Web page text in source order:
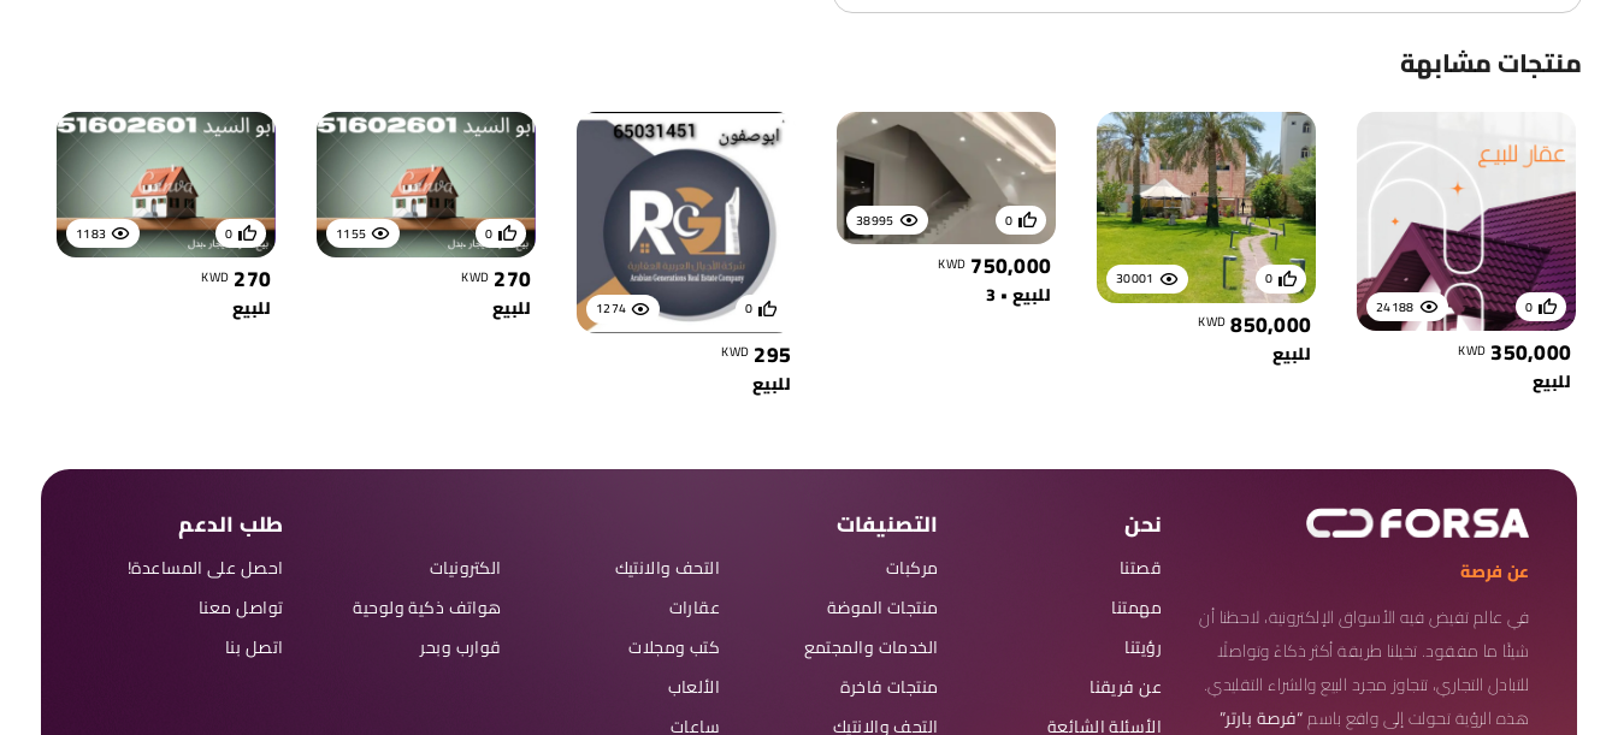
منتجات مشابهة
24188 0
350,000
KWD
للبيع
30001 0
850,000
KWD
للبيع
38995 0
750,000
KWD
للبيع • 3 1274 0
295
KWD
للبيع
1155 0
270
KWD
للبيع
1183 0
270
KWD
للبيع
عن فرصة
في عالم تفيض فيه الأسواق الإلكترونية، لاحظنا أن
شيئًا ما مفقود. تخيلنا طريقة أكثر ذكاءً وتواصلًا
للتبادل التجاري، تتجاوز مجرد البيع والشراء التقليدي.
هذه الرؤية تحولت إلى واقع باسم“فرصة بارتر”
نحن
قصتنا
مهمتنا
رؤيتنا
عن فريقنا
الأسئلة الشائعة
التصنيفات
مركبات
منتجات الموضة
الخدمات والمجتمع
منتجات فاخرة
التحف والانتيك
التحف والانتيك
عقارات
كتب ومجلات
الألعاب
ساعات
الكترونيات
هواتف ذكية ولوحية
قوارب وبحر
طلب الدعم
احصل على المساعدة!
تواصل معنا
اتصل بنا